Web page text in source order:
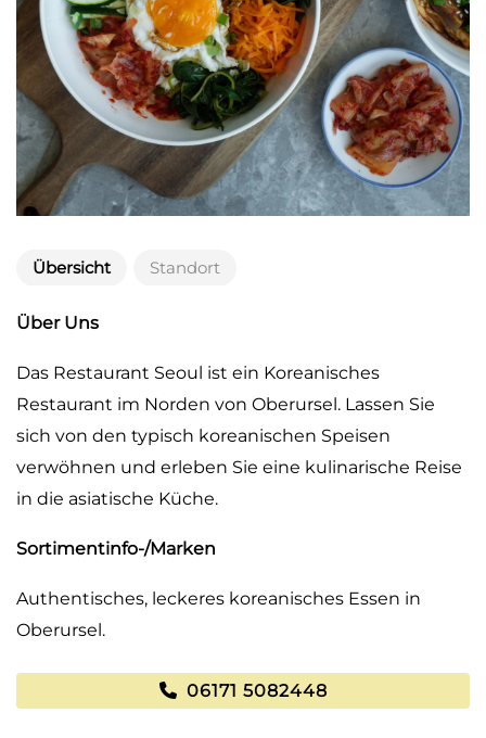
Übersicht Standort
Über Uns
Das Restaurant Seoul ist ein Koreanisches
Restaurant im Norden von Oberursel. Lassen Sie
sich von den typisch koreanischen Speisen
verwöhnen und erleben Sie eine kulinarische Reise
in die asiatische Küche.
Sortimentinfo-/Marken
Authentisches, leckeres koreanisches Essen in
Oberursel.
06171 5082448